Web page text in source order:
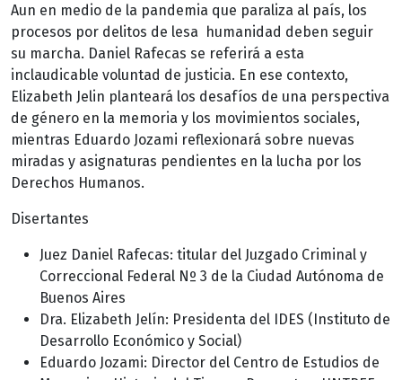
Aun en medio de la pandemia que paraliza al país, los
procesos por delitos de lesa humanidad deben seguir
su marcha. Daniel Rafecas se referirá a esta
inclaudicable voluntad de justicia. En ese contexto,
Elizabeth Jelin planteará los desafíos de una perspectiva
de género en la memoria y los movimientos sociales,
mientras Eduardo Jozami reflexionará sobre nuevas
miradas y asignaturas pendientes en la lucha por los
Derechos Humanos.
Disertantes
Juez Daniel Rafecas: titular del Juzgado Criminal y
Correccional Federal Nº 3 de la Ciudad Autónoma de
Buenos Aires
Dra. Elizabeth Jelín: Presidenta del IDES (Instituto de
Desarrollo Económico y Social)
Eduardo Jozami: Director del Centro de Estudios de